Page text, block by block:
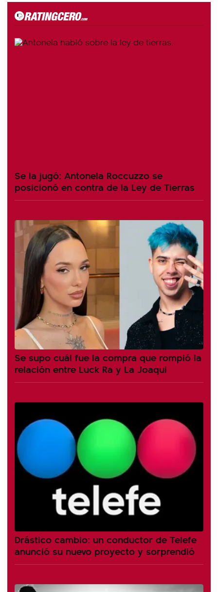
Se la jugó: Antonela Roccuzzo se
posicionó en contra de la Ley de Tierras
Se supo cuál fue la compra que rompió la
relación entre Luck Ra y La Joaqui
Drástico cambio: un conductor de Telefe
anunció su nuevo proyecto y sorprendió